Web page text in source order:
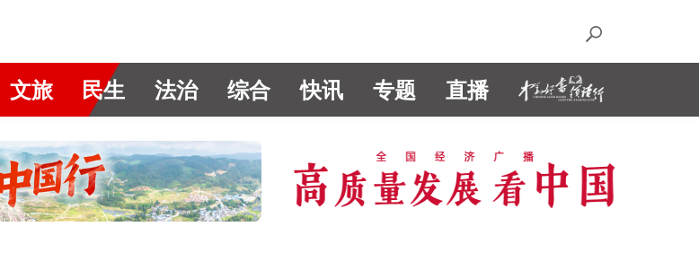
文旅 民生 法治 综合 快讯 专题 直播